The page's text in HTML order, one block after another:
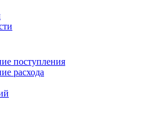
поступления
расхода